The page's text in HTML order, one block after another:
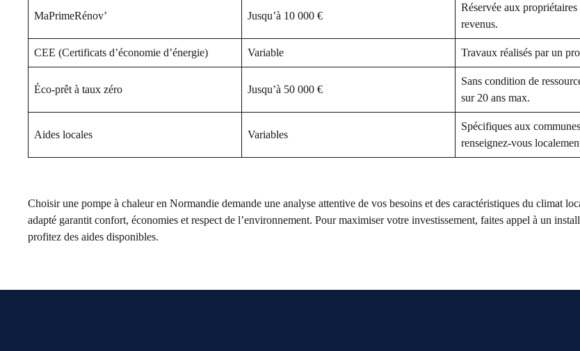
MaPrimeRénov’ Jusqu’à 10 000 €
Réservée aux
revenus.
CEE (Certificats d’économie d’énergie) Variable Travaux réalisés par un
Éco-prêt à taux zéro Jusqu’à 50 000 €
Sans condition de
sur 20 ans max.
Aides locales Variables
Spécifiques aux
renseignez-vous
Choisir une pompe à chaleur en Normandie demande une analyse attentive de vos besoins et des caractéristiques du climat
adapté garantit confort, économies et respect de l’environnement. Pour maximiser votre investissement, faites appel à un
profitez des aides disponibles.